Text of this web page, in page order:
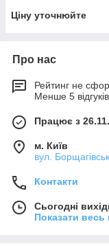
Ціну уточнюйте
Про нас
Рейтинг не
Менше 5
Працює з
м. Київ
вул.
Контакти
Сьогодні
Показати весь